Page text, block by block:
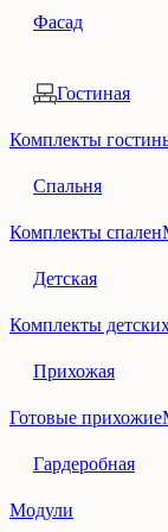
Фасад
Гостиная
Комплекты
Спальня
Комплекты спален
Детская
Комплекты
Прихожая
Готовые прихожие
Гардеробная
Модули